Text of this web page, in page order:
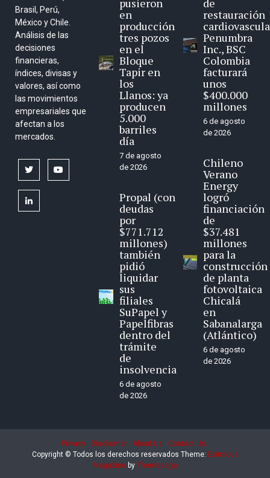
Brasil, Perú,
México y Chile.
Análisis de las
decisiones
financieras,
índices, divisas y
valores, así como
las movimientos
empresariales que
afectan a los
mercados.
twitter
linkedin
pusieron
en
producción
tres pozos
en el
Bloque
Tapir en
los
Llanos: ya
producen
5.000
barriles
día
7 de agosto
de 2026
Propal (con
deudas
por
$771.712
millones)
también
pidió
liquidar
sus
filiales
SuPapel y
Papelfibras
dentro del
trámite
de
insolvencia
6 de agosto
de 2026
de
restauración
Penumbra
Inc., BSC
Colombia
facturará
unos
$400.000
millones
6 de agosto
de 2026
Chileno
Verano
Energy
logró
financiación
de
$37.481
millones
para la
construcción
de planta
fotovoltaica
Chicalá
en
Sabanalarga
(Atlántico)
6 de agosto
de 2026
Privacy Disclaimer About Us
Contact Us
Copyright © Todos los derechos reservados Theme: Eximious
Magazine by Themesaga